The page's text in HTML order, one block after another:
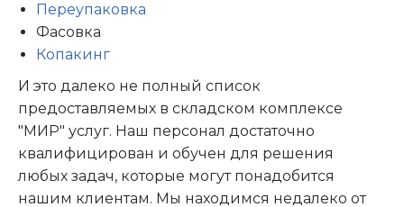
Переупаковка
Фасовка
Копакинг
И это далеко не полный список
предоставляемых в складском комплексе
"МИР" услуг. Наш персонал достаточно
квалифицирован и обучен для решения
любых задач, которые могут понадобится
нашим клиентам. Мы находимся недалеко от